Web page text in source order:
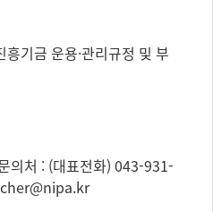
기금 운용·관리규정 및 부
의처 : (대표전화) 043-931-